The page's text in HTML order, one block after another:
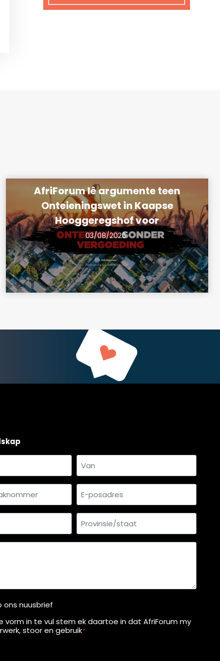
n
AfriForum lê argumente teen
Onteieningswet in Kaapse
Hooggeregshof voor
03/08/2026
Van
E-
posadres
Provinsie/staat
ons nuusbrief
vorm in te vul stem ek daartoe in dat AfriForum my
stoor en gebruik*